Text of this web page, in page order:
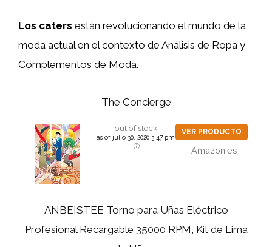
Los caters están revolucionando el mundo de la
moda actual en el contexto de Análisis de Ropa y
Complementos de Moda.
The Concierge
out of stock
as of julio 30, 2026 3:47 pm
VER PRODUCTO
Amazon.es
ANBEISTEE Torno para Uñas Eléctrico
Profesional Recargable 35000 RPM, Kit de Lima